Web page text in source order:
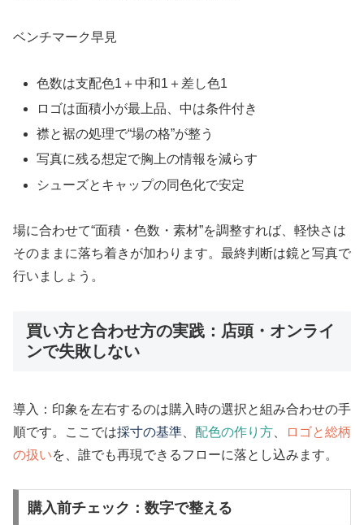
ベンチマーク早見
色数は支配色1＋中和1＋差し色1
ロゴは面積小が最上品、中は条件付き
襟と裾の処理で“場の格”が整う
写真に残る想定で胸上の情報を減らす
シューズとキャップの同色化で安定
場に合わせて“面積・色数・素材”を調整すれば、軽快さは
そのままに落ち着きが加わります。最終判断は鏡と写真で
行いましょう。
買い方と合わせ方の実践：店頭・オンライ
ンで失敗しない
導入：印象を左右するのは購入時の選択と組み合わせの手
順です。ここでは採寸の基準 配色の作り方
ロゴと総柄
の扱いを、誰でも再現できるフローに落とし込みます。
購入前チェック：数字で整える